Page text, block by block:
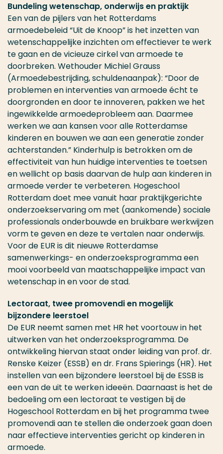
Bundeling wetenschap, onderwijs en praktijk
Een van de pijlers van het Rotterdams
armoedebeleid “Uit de Knoop” is het inzetten van
wetenschappelijke inzichten om effectiever te werk
te gaan en de vicieuze cirkel van armoede te
doorbreken. Wethouder Michiel Grauss
(Armoedebestrijding, schuldenaanpak): “Door de
problemen en interventies van armoede écht te
doorgronden en door te innoveren, pakken we het
ingewikkelde armoedeprobleem aan. Daarmee
werken we aan kansen voor alle Rotterdamse
kinderen en bouwen we aan een generatie zonder
achterstanden.” Kinderhulp is betrokken om de
effectiviteit van hun huidige interventies te toetsen
en wellicht op basis daarvan de hulp aan kinderen in
armoede verder te verbeteren. Hogeschool
Rotterdam doet mee vanuit haar praktijkgerichte
onderzoekservaring om met (aankomende) sociale
professionals onderbouwde en bruikbare werkwijzen
vorm te geven en deze te vertalen naar onderwijs.
Voor de EUR is dit nieuwe Rotterdamse
samenwerkings- en onderzoeksprogramma een
mooi voorbeeld van maatschappelijke impact van
wetenschap in en voor de stad.
Lectoraat, twee promovendi en mogelijk
bijzondere leerstoel
De EUR neemt samen met HR het voortouw in het
uitwerken van het onderzoeksprogramma. De
ontwikkeling hiervan staat onder leiding van prof. dr.
Renske Keizer (ESSB) en dr. Frans Spierings (HR). Het
instellen van een bijzondere leerstoel bij de ESSB is
een van de uit te werken ideeën. Daarnaast is het de
bedoeling om een lectoraat te vestigen bij de
Hogeschool Rotterdam en bij het programma twee
promovendi aan te stellen die onderzoek gaan doen
naar effectieve interventies gericht op kinderen in
armoede.